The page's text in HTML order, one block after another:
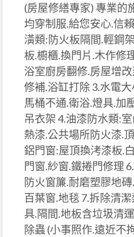
(房屋修繕專家) 專業的
均穿制服.給您安心.信
潢類:防火板隔間.輕鋼
板.櫥櫃.換門片.木作修
浴室廚房翻修.房屋增
修補.浴缸打除 3.水電
馬桶不通.衛浴.燈具.加
吊衣架 4.油漆防水類:
熱漆.公共場所防火漆.
鋁門窗:屋頂換洘漆板.
門窗.紗窗.鐵捲門修理
防火窗簾.耐磨塑膠地
百葉窗.地毯 7.拆除清
具.隔間.地板含垃圾清
除蟲 (小事照作.遠近不